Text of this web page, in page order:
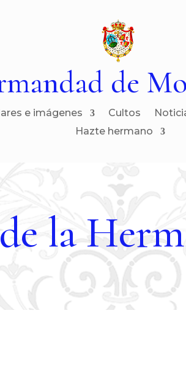
de
e imágenes Cultos
Hazte hermano
la